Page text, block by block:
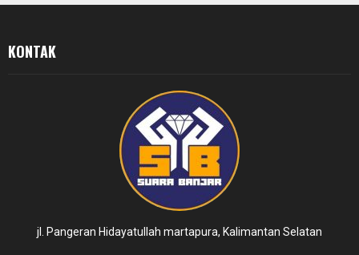
KONTAK
jl. Pangeran Hidayatullah martapura, Kalimantan Selatan